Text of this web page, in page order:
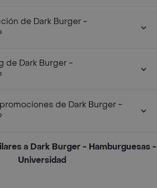
de Dark Burger -
de Dark Burger -
de Dark Burger -
a Dark Burger - Hamburguesas -
Universidad